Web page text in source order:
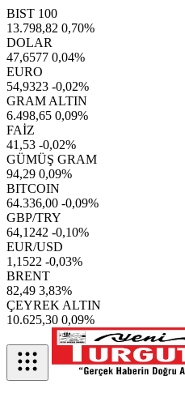
BIST 100
13.798,82 0,70%
DOLAR
47,6577 0,04%
EURO
54,9323 -0,02%
GRAM ALTIN
6.498,65 0,09%
FAİZ
41,53 -0,02%
GÜMÜŞ GRAM
94,29 0,09%
BITCOIN
64.336,00 -0,09%
GBP/TRY
64,1242 -0,10%
EUR/USD
1,1522 -0,03%
BRENT
82,49 3,83%
ÇEYREK ALTIN
10.625,30 0,09%